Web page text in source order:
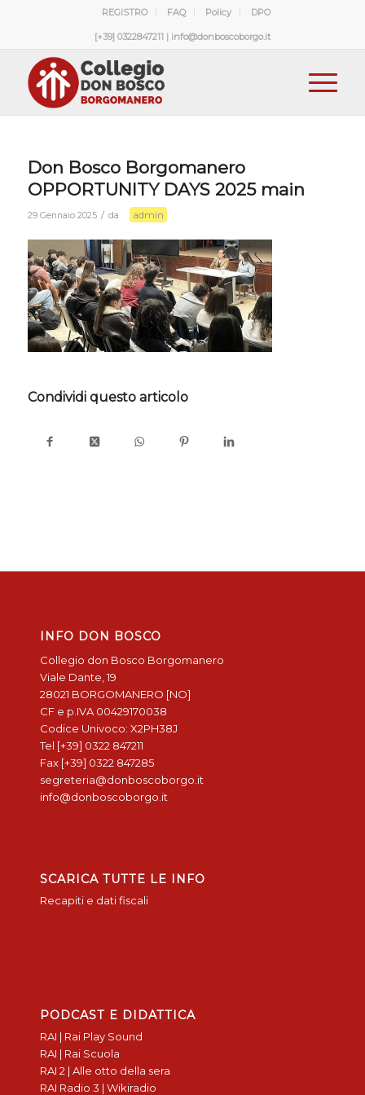
REGISTRO FAQ Policy DPO
[+39] 0322847211 | info@donboscoborgo.it
Don Bosco Borgomanero
OPPORTUNITY DAYS 2025 main
29 Gennaio 2025 / da admin
Condividi questo articolo
INFO DON BOSCO
Collegio don Bosco Borgomanero
Viale Dante, 19
28021 BORGOMANERO [NO]
CF e p.IVA 00429170038
Codice Univoco: X2PH38J
Tel [+39] 0322 847211
Fax [+39] 0322 847285
segreteria@donboscoborgo.it
info@donboscoborgo.it
SCARICA TUTTE LE INFO
Recapiti e dati fiscali
PODCAST E DIDATTICA
RAI | Rai Play Sound
RAI | Rai Scuola
RAI 2 | Alle otto della sera
RAI Radio 3 | Wikiradio